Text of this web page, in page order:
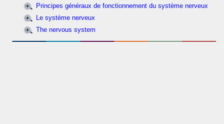
Principes généraux de fonctionnement du système nerveux
Le système nerveux
The nervous system